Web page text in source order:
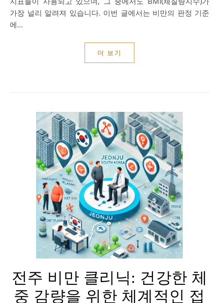
가장 널리 알려져 있습니다. 이번 글에서는 비만의 판정 기준
에…
더 보기
전주 비만 클리닉: 건강한 체
중 감량을 위한 체계적인 접